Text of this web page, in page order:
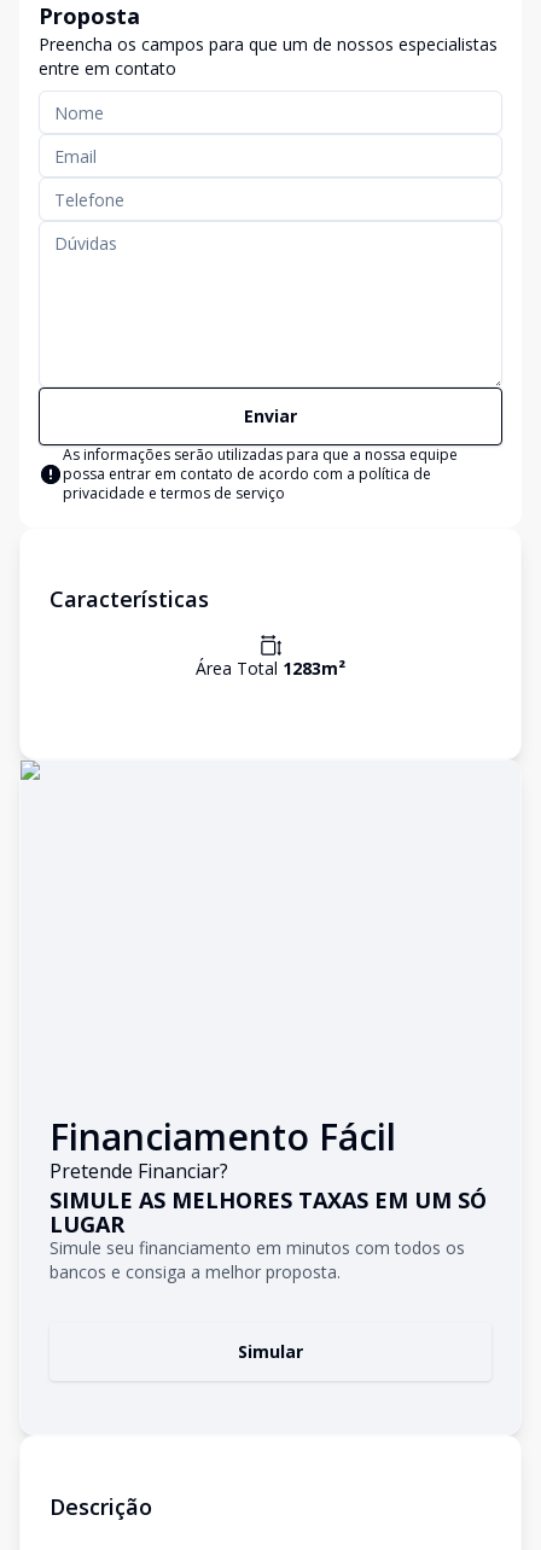
Proposta
Preencha os campos para que um de nossos especialistas
entre em contato
Enviar
As informações serão utilizadas para que a nossa equipe
possa entrar em contato de acordo com a política de
privacidade e termos de serviço
Características
Área Total 1283m²
Financiamento Fácil
Pretende Financiar?
SIMULE AS MELHORES TAXAS EM UM SÓ
LUGAR
Simule seu financiamento em minutos com todos os
bancos e consiga a melhor proposta.
Simular
Descrição